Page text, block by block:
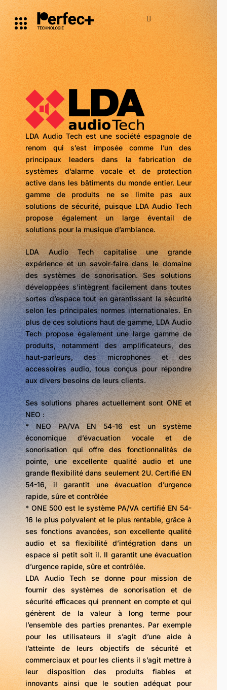
LDA Audio Tech est une société espagnole de
renom qui s’est imposée comme l’un des
principaux leaders dans la fabrication de
systèmes d’alarme vocale et de protection
active dans les bâtiments du monde entier. Leur
gamme de produits ne se limite pas aux
solutions de sécurité, puisque LDA Audio Tech
propose également un large éventail de
solutions pour la musique d’ambiance.
LDA Audio Tech capitalise une grande
expérience et un savoir-faire dans le domaine
des systèmes de sonorisation. Ses solutions
développées s’intègrent facilement dans toutes
sortes d’espace tout en garantissant la sécurité
selon les principales normes internationales. En
plus de ces solutions haut de gamme, LDA Audio
Tech propose également une large gamme de
produits, notamment des amplificateurs, des
haut-parleurs, des microphones et des
accessoires audio, tous conçus pour répondre
aux divers besoins de leurs clients.
Ses solutions phares actuellement sont ONE et
NEO :
* NEO PA/VA EN 54-16 est un système
économique d’évacuation vocale et de
sonorisation qui offre des fonctionnalités de
pointe, une excellente qualité audio et une
grande flexibilité dans seulement 2U. Certifié EN
54-16, il garantit une évacuation d’urgence
rapide, sûre et contrôlée
* ONE 500 est le système PA/VA certifié EN 54-
16 le plus polyvalent et le plus rentable, grâce à
ses fonctions avancées, son excellente qualité
audio et sa flexibilité d’intégration dans un
espace si petit soit il. Il garantit une évacuation
d’urgence rapide, sûre et contrôlée.
LDA Audio Tech se donne pour mission de
fournir des systèmes de sonorisation et de
sécurité efficaces qui prennent en compte et qui
génèrent de la valeur à long terme pour
l’ensemble des parties prenantes. Par exemple
pour les utilisateurs il s’agit d’une aide à
l’atteinte de leurs objectifs de sécurité et
commerciaux et pour les clients il s’agit mettre à
leur disposition des produits fiables et
innovants ainsi que le soutien adéquat pour